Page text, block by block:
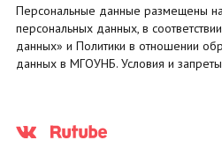
Персональные данные размещены на
персональных данных, в
данных» и Политики в отношении
данных в МГОУНБ. Условия и